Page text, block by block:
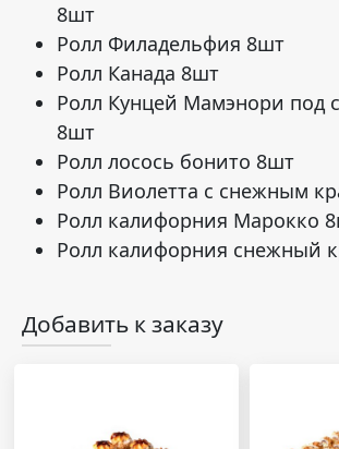
8шт
Ролл Филадельфия 8шт
Ролл Канада 8шт
Ролл Кунцей Мамэнори под
8шт
Ролл лосось бонито 8шт
Ролл Виолетта с снежным
Ролл калифорния Марокко
Ролл калифорния снежный
Добавить к заказу